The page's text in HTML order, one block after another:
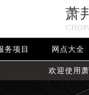
萧
务项目 网点大全
欢迎使用